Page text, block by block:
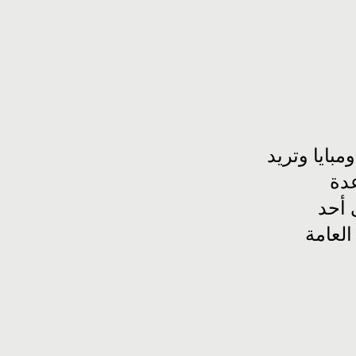
وتريد
أحد